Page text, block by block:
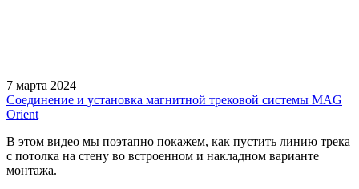
7 марта 2024
Соединение и установка магнитной трековой системы MAG
Orient
В этом видео мы поэтапно покажем, как пустить линию трека
с потолка на стену во встроенном и накладном варианте
монтажа.